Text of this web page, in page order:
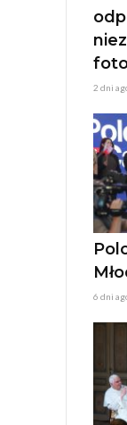
2 dni
6 dni